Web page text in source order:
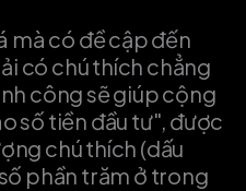
mà có đề cập đến
có chú thích chẳng
công sẽ giúp cộng
số tiền đầu tư", được
chú thích (dấu
phần trăm ở trong